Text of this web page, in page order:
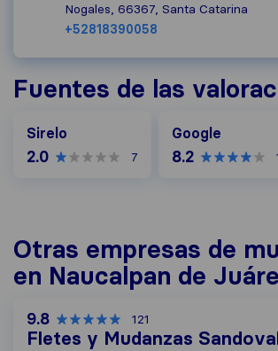
Nogales, 66367, Santa Catarina
+52818390058
Fuentes de las
Sirelo
2.0 7
Google
8.2
Otras empresas de
en Naucalpan de
9.8 121
Fletes y Mudanzas